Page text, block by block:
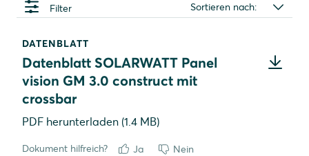
Filter Sortieren nach:
DATENBLATT
Datenblatt SOLARWATT Panel
vision GM 3.0 construct mit
crossbar
PDF herunterladen (1.4 MB)
Dokument hilfreich? Ja Nein